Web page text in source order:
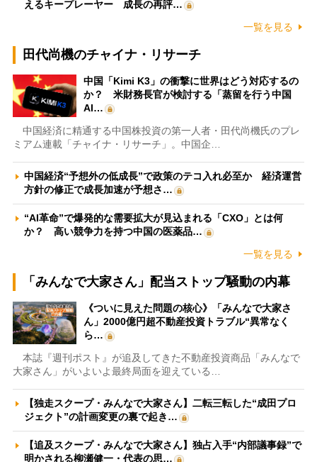
えるキープレーヤー 成長の再評…
一覧を見る
田代尚機のチャイナ・リサーチ
中国「Kimi K3」の衝撃に世界はどう対応するの
か？ 米財務長官が検討する「蒸留を行う中国
AI…
中国経済に精通する中国株投資の第一人者・田代尚機氏のプレ
ミアム連載「チャイナ・リサーチ」。中国企…
中国経済“予想外の低成長”で政策のテコ入れ必至か 経済運営
方針の修正で成長加速が予想さ…
“AI革命”で爆発的な需要拡大が見込まれる「CXO」とは何
か？ 高い競争力を持つ中国の医薬品…
一覧を見る
「みんなで大家さん」配当ストップ騒動の内幕
《ついに見えた問題の核心》「みんなで大家さ
ん」2000億円超不動産投資トラブル“異常なく
ら…
本誌『週刊ポスト』が追及してきた不動産投資商品「みんなで
大家さん」がいよいよ最終局面を迎えている…
【独走スクープ・みんなで大家さん】二転三転した“成田プロ
ジェクト”の計画変更の裏で起き…
【追及スクープ・みんなで大家さん】独占入手“内部議事録”で
明かされる柳瀬健一・代表の思…